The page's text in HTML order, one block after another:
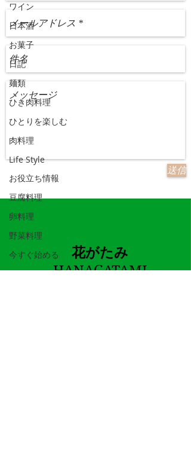
ワイン
日本酒
お菓子
日記
麺類
ひき肉料理
ひとりを楽しむ
肉料理
Life Style
お役立ち情報
豆腐料理
卵料理
野菜料理
今すぐ始める
コミュニティ
花がたみ
HANAGATAMI
送信